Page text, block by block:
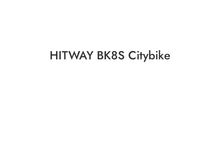
HITWAY BK8S Citybike